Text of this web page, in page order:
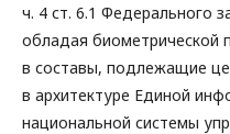
ч. 4 ст. 6.1 Федерального
обладая биометрической
в составы, подлежащие
в архитектуре Единой
национальной системы